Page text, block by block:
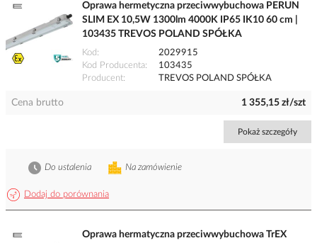
Oprawa hermetyczna przeciwwybuchowa PERUN
SLIM EX 10,5W 1300lm 4000K IP65 IK10 60 cm |
103435 TREVOS POLAND SPÓŁKA
Kod
2029915
Kod Producenta
103435
Producent
TREVOS POLAND SPÓŁKA
Cena brutto 1 355,15 zł/szt
Pokaż szczegóły
Dodaj do porównania
Na zamówienie
Do ustalenia
Oprawa hermatyczna przeciwwybuchowa TrEX